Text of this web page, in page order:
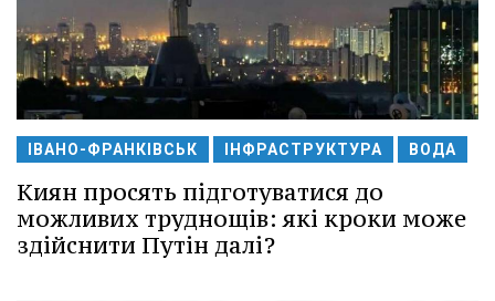
ІВАНО-ФРАНКІВСЬК ІНФРАСТРУКТУРА ВОДА
Киян просять підготуватися до
можливих труднощів: які кроки може
здійснити Путін далі?